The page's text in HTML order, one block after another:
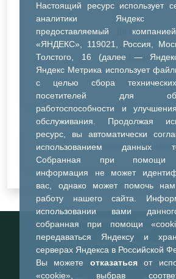
Настоящий ресурс использует
аналитики Яндекс
предоставляемый
«ЯНДЕКС», 119021, Россия,
Толстого, 16 (далее —
Яндекс Метрика использует
с целью сбора
посетителей для
работоспособности и
обслуживания. Продолжая
ресурс, вы автоматически
использованием данных
Собранная при помощи
информация не может
вас, однако может помочь нам
работу нашего сайта.
использовании вами
собранная при помощи
передаваться Яндексу и
серверах Яндекса в Российской
Вы можете отказатьсяот
«cookie», выбрав
ДК Синтез
ДК Речник
ДК Водник
Иное
Очистить все
Информационный портал
Тобольска
При использовании материалов
портал обязательна
©2023-2026